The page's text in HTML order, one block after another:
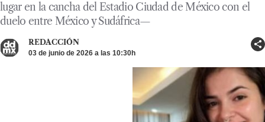
lugar en la cancha del Estadio Ciudad de México con el
duelo entre México y Sudáfrica—
REDACCIÓN
03 de junio de 2026 a las 10:30h